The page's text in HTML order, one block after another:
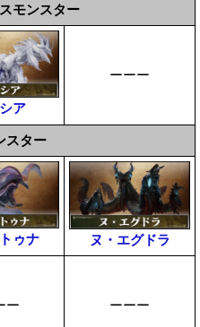
モンスター
ア
ーーー
スター
ゥナ ヌ・エグドラ
ー ーーー